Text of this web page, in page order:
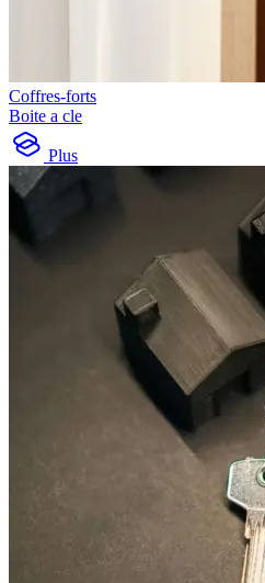
Coffres-forts
Boite a cle
Plus